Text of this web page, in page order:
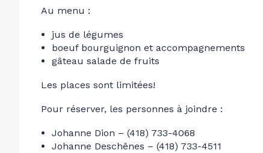
Au menu :
jus de légumes
boeuf bourguignon et accompagnements
gâteau salade de fruits
Les places sont limitées!
Pour réserver, les personnes à joindre :
Johanne Dion – (418) 733-4068
Johanne Deschênes – (418) 733-4511